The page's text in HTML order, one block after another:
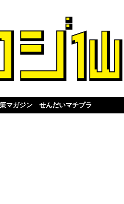
策マガジン せんだいマチプラ